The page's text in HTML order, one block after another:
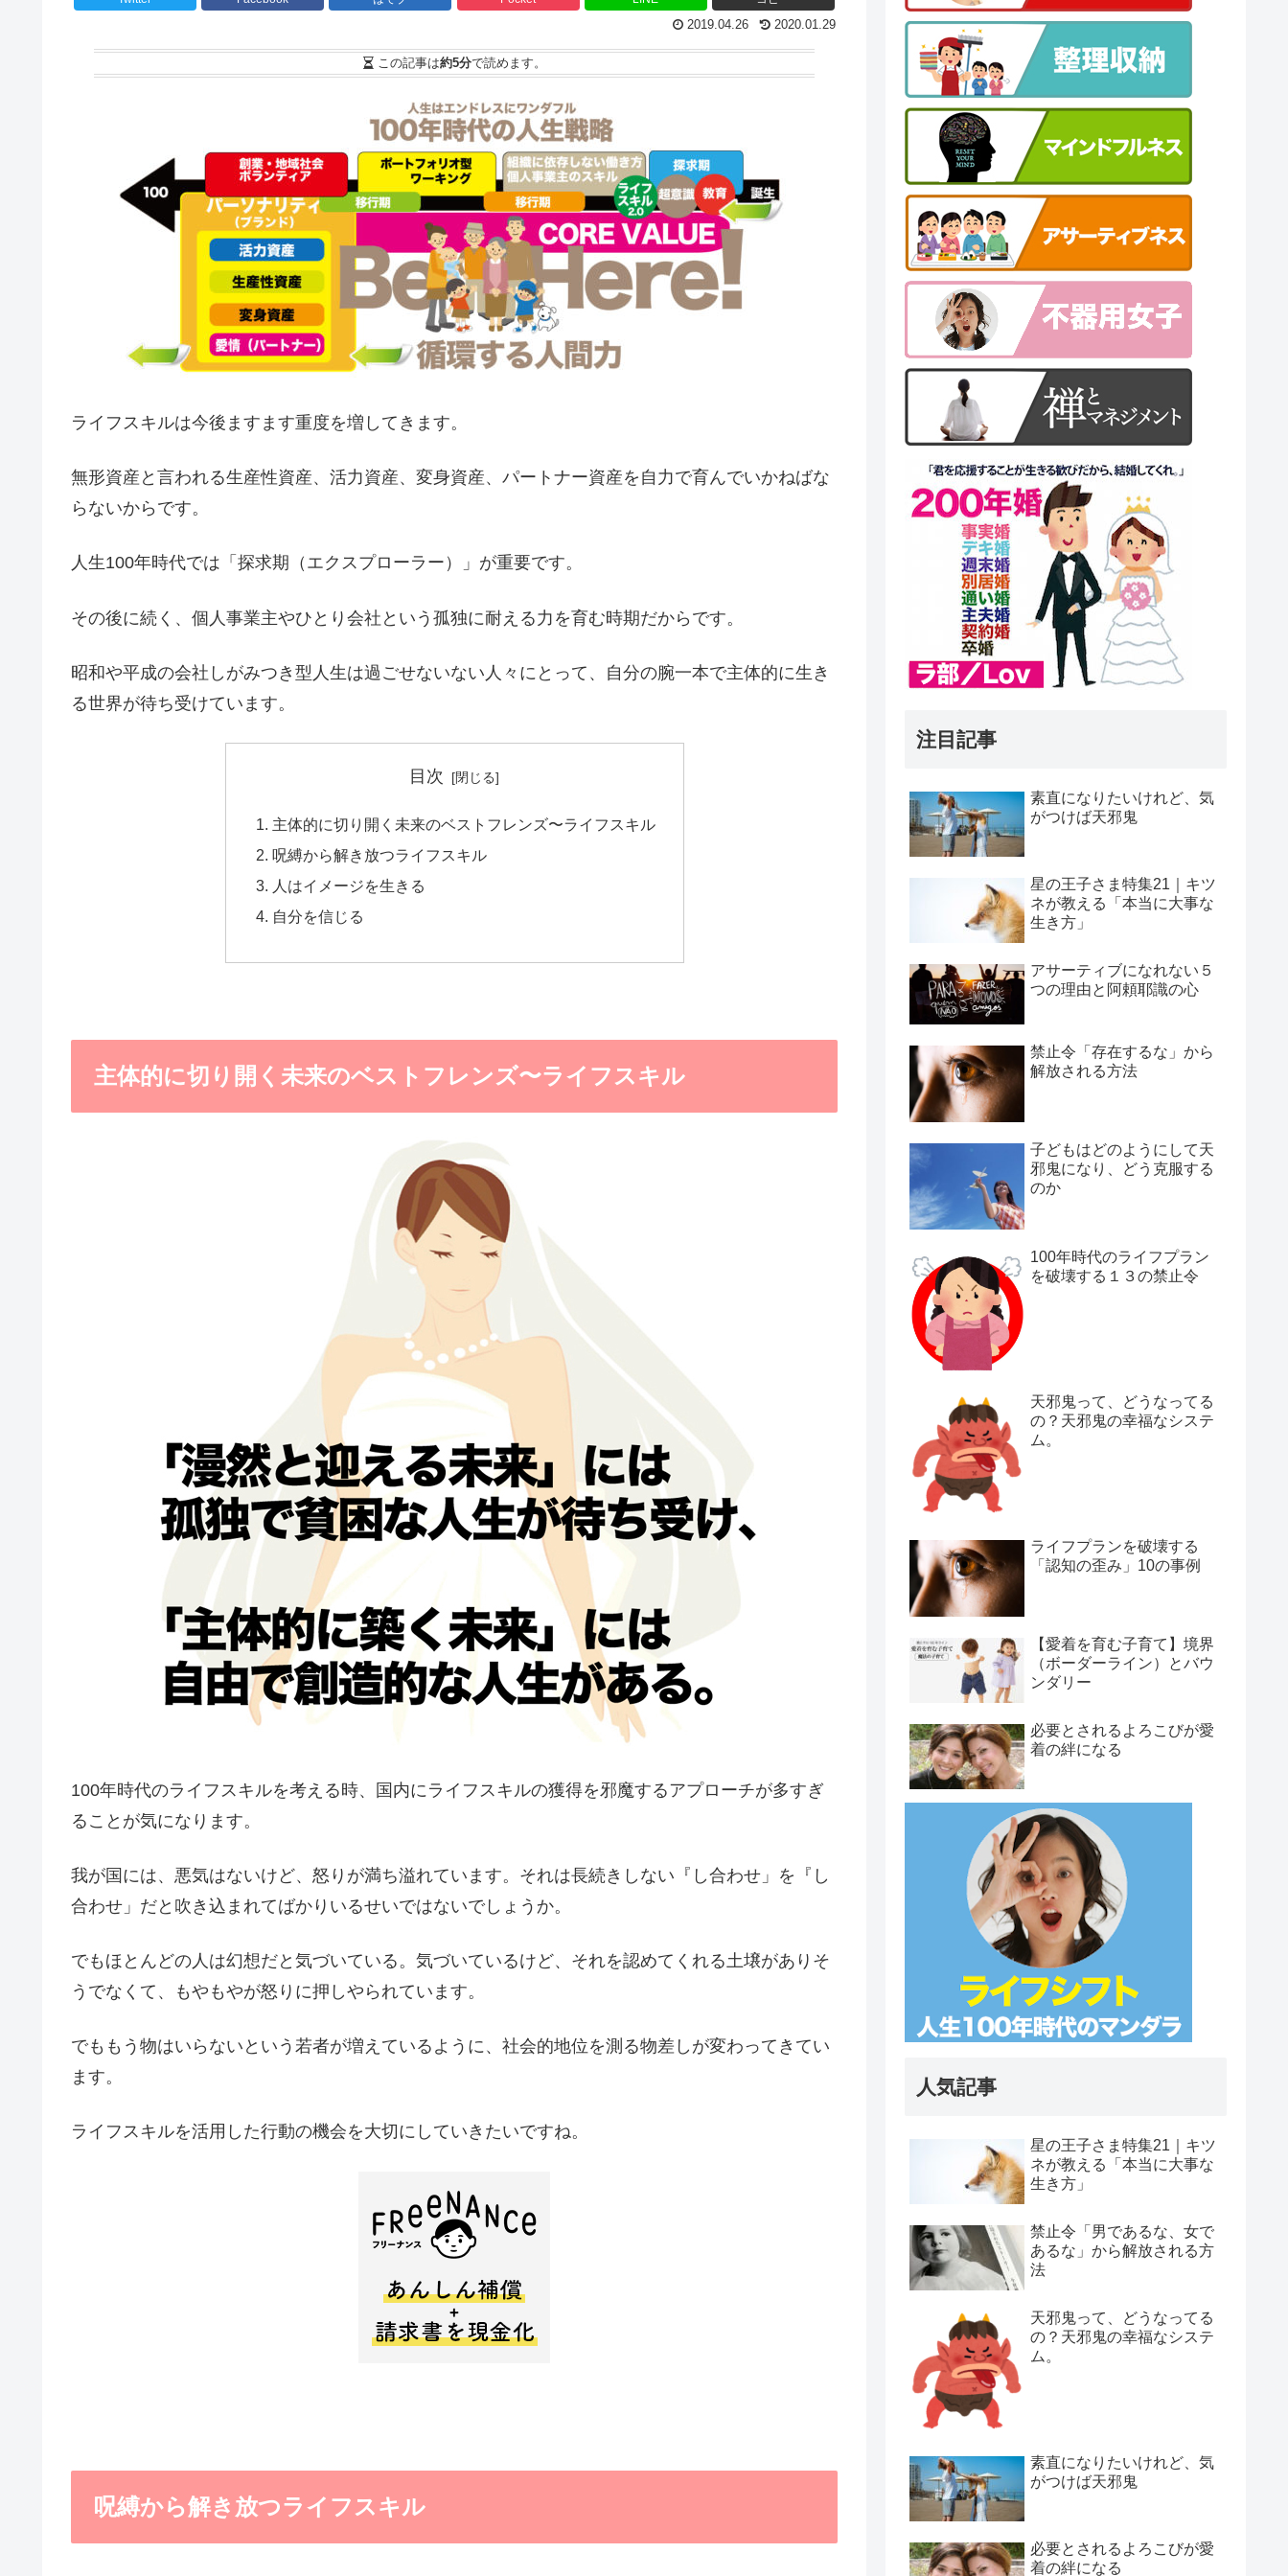
2020.01.29
2019.04.26
この記事は約5分で読めます。
ライフスキルは今後ますます重度を増してきます。
無形資産と言われる生産性資産、活力資産、変身資産、パートナー資産を自力で育んでいかねばな
らないからです。
人生100年時代では「探求期（エクスプローラー）」が重要です。
その後に続く、個人事業主やひとり会社という孤独に耐える力を育む時期だからです。
昭和や平成の会社しがみつき型人生は過ごせないない人々にとって、自分の腕一本で主体的に生き
る世界が待ち受けています。
目次
主体的に切り開く未来のベストフレンズ〜ライフスキル
呪縛から解き放つライフスキル
人はイメージを生きる
自分を信じる
主体的に切り開く未来のベストフレンズ〜ライフスキル
100年時代のライフスキルを考える時、国内にライフスキルの獲得を邪魔するアプローチが多すぎ
ることが気になります。
我が国には、悪気はないけど、怒りが満ち溢れています。それは長続きしない『し合わせ」を『し
合わせ」だと吹き込まれてばかりいるせいではないでしょうか。
でもほとんどの人は幻想だと気づいている。気づいているけど、それを認めてくれる土壌がありそ
うでなくて、もやもやが怒りに押しやられています。
でももう物はいらないという若者が増えているように、社会的地位を測る物差しが変わってきてい
ます。
ライフスキルを活用した行動の機会を大切にしていきたいですね。
呪縛から解き放つライフスキル
注目記事
素直になりたいけれど、気
がつけば天邪鬼
星の王子さま特集21｜キツ
ネが教える「本当に大事な
生き方」
アサーティブになれない５
つの理由と阿頼耶識の心
禁止令「存在するな」から
解放される方法
子どもはどのようにして天
邪鬼になり、どう克服する
のか
100年時代のライフプラン
を破壊する１３の禁止令
天邪鬼って、どうなってる
の？天邪鬼の幸福なシステ
ム。
ライフプランを破壊する
「認知の歪み」10の事例
【愛着を育む子育て】境界
（ボーダーライン）とバウ
ンダリー
必要とされるよろこびが愛
着の絆になる
人気記事
星の王子さま特集21｜キツ
ネが教える「本当に大事な
生き方」
禁止令「男であるな、女で
あるな」から解放される方
法
天邪鬼って、どうなってる
の？天邪鬼の幸福なシステ
ム。
素直になりたいけれど、気
がつけば天邪鬼
必要とされるよろこびが愛
着の絆になる